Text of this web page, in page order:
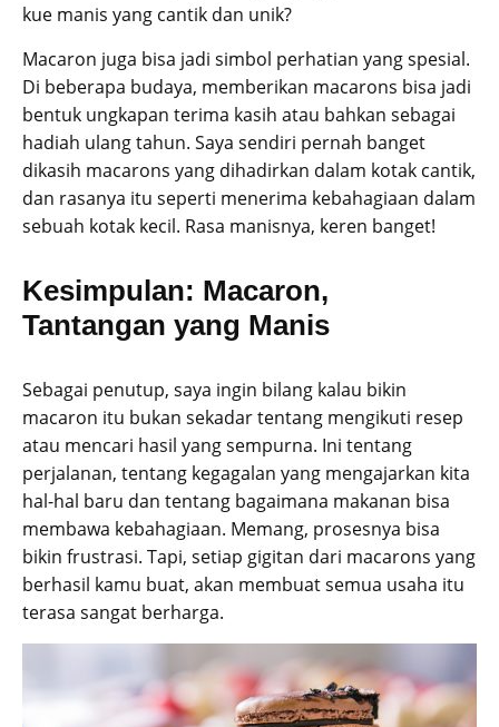
kue manis yang cantik dan unik?
Macaron juga bisa jadi simbol perhatian yang spesial.
Di beberapa budaya, memberikan macarons bisa jadi
bentuk ungkapan terima kasih atau bahkan sebagai
hadiah ulang tahun. Saya sendiri pernah banget
dikasih macarons yang dihadirkan dalam kotak cantik,
dan rasanya itu seperti menerima kebahagiaan dalam
sebuah kotak kecil. Rasa manisnya, keren banget!
Kesimpulan: Macaron,
Tantangan yang Manis
Sebagai penutup, saya ingin bilang kalau bikin
macaron itu bukan sekadar tentang mengikuti resep
atau mencari hasil yang sempurna. Ini tentang
perjalanan, tentang kegagalan yang mengajarkan kita
hal-hal baru dan tentang bagaimana makanan bisa
membawa kebahagiaan. Memang, prosesnya bisa
bikin frustrasi. Tapi, setiap gigitan dari macarons yang
berhasil kamu buat, akan membuat semua usaha itu
terasa sangat berharga.